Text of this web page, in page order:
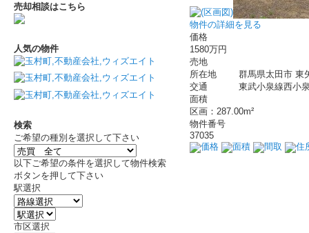
物件の詳細を見る
価格
1580万円
売地
所在地
群馬県太田市 東
交通
東武小泉線西小
面積
区画：287.00m²
物件番号
37035
価格
面積 間取 住
売却相談はこちら
人気の物件
検索
ご希望の種別を選択して下さい
以下ご希望の条件を選択して物件検索
ボタンを押して下さい
駅選択
市区選択